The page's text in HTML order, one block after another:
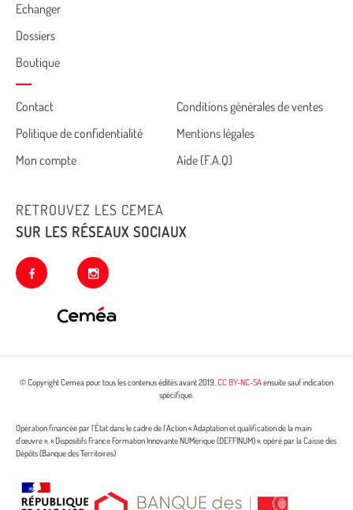
Echanger
Dossiers
Boutique
Cemea
footer
Contact
Conditions générales de ventes
Politique de confidentialité
Mentions légales
Mon compte
Aide (F.A.Q)
RETROUVEZ LES CEMEA
SUR LES RÉSEAUX SOCIAUX
facebook instagram
© Copyright Cemea pour tous les contenus édités avant 2019.CC BY-NC-SAensuite sauf indication
spécifique.
Opération financée par l’État dans le cadre de l’Action « Adaptation et qualification de la main
d’œuvre », « Dispositifs France Formation Innovante NUMérique (DEFFINUM) », opéré par la Caisse des
Dépôts (Banque des Territoires)